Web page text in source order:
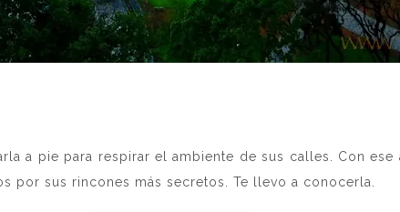
a pie para respirar el ambiente de sus calles. Con
por sus rincones más secretos. Te llevo a conocerla.